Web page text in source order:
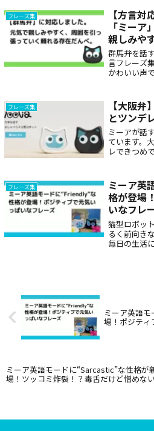
ットです。
フレーズ集
【方言
「ミー
親しみや
く頼れる
群馬弁を話
言フレーズ
かわいい声
にも最適な
フレーズ集
【大阪
とツンデ
ミーアが話
ています。
レできつめ
聞いてあげ
のカッター
フレーズ集
ミーア英
格が登場
いなフレ
猫型ロボッ
るく前向き
毎日の生活
ミーア英語
場！ポジティ
ミーア英語モードに“Sarcastic”な性格が
場！ツッコミ炸裂！？毒舌だけど憎めない